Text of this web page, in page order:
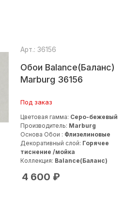
Обои Balance(Баланс)
Marburg 36156
Арт.: 36156
Под заказ
Цветовая гамма: Серо-бежевый
Производитель: Marburg
Основа Обои : Флизелиновые
Декоративный слой: Горячее
тиснение /мойка
Коллекция: Balance(Баланс)
4 600 ₽